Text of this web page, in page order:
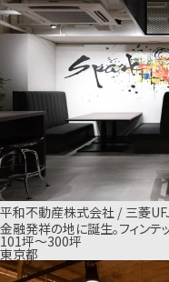
平和不動産株式会社 / 三菱
金融発祥の地に誕生。フィンテ
101坪〜300坪
東京都